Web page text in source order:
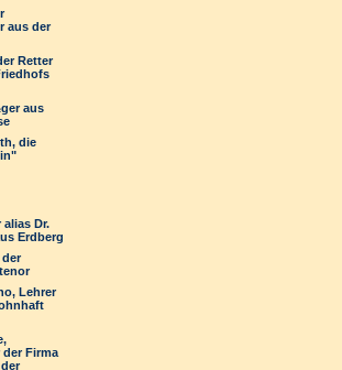
aus der
Retter
aus
die
Dr.
Erdberg
der
Lehrer
Firma